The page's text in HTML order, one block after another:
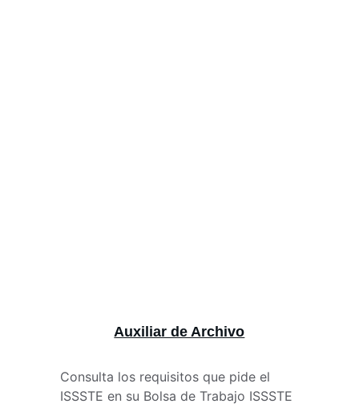
Auxiliar de Archivo
Consulta los requisitos que pide el
ISSSTE en su Bolsa de Trabajo ISSSTE